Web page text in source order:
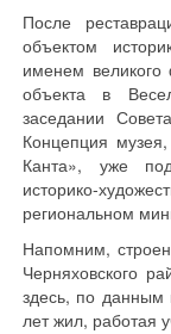
После
объектом
именем великого
объекта в
заседании
Концепция
Канта», уже
историко-
региональном
Напомним,
Черняховского
здесь, по данным
лет жил, работая